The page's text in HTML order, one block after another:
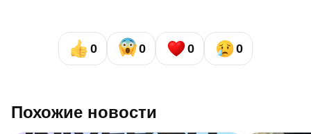
0 0 0 0
Похожие новости